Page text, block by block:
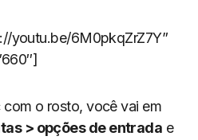
youtu.be/6M0pkqZrZ7Y”
o rosto, você vai em
> opções de entrada e